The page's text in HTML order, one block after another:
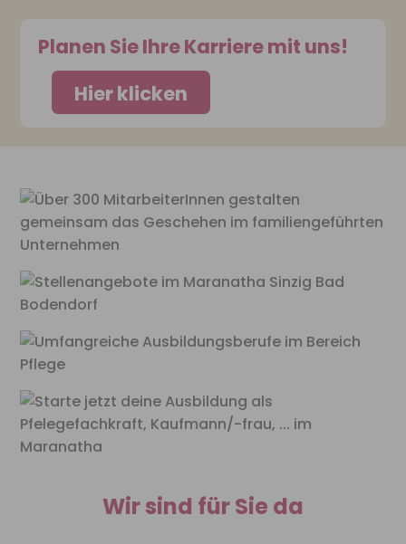
Planen Sie Ihre Karriere mit uns!
Hier klicken
Wir sind für Sie da